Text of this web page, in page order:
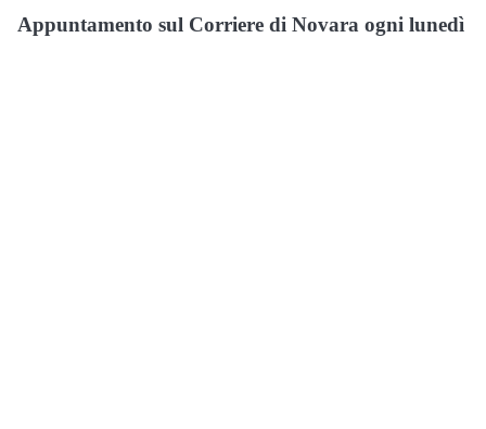
Appuntamento sul Corriere di Novara ogni lunedì